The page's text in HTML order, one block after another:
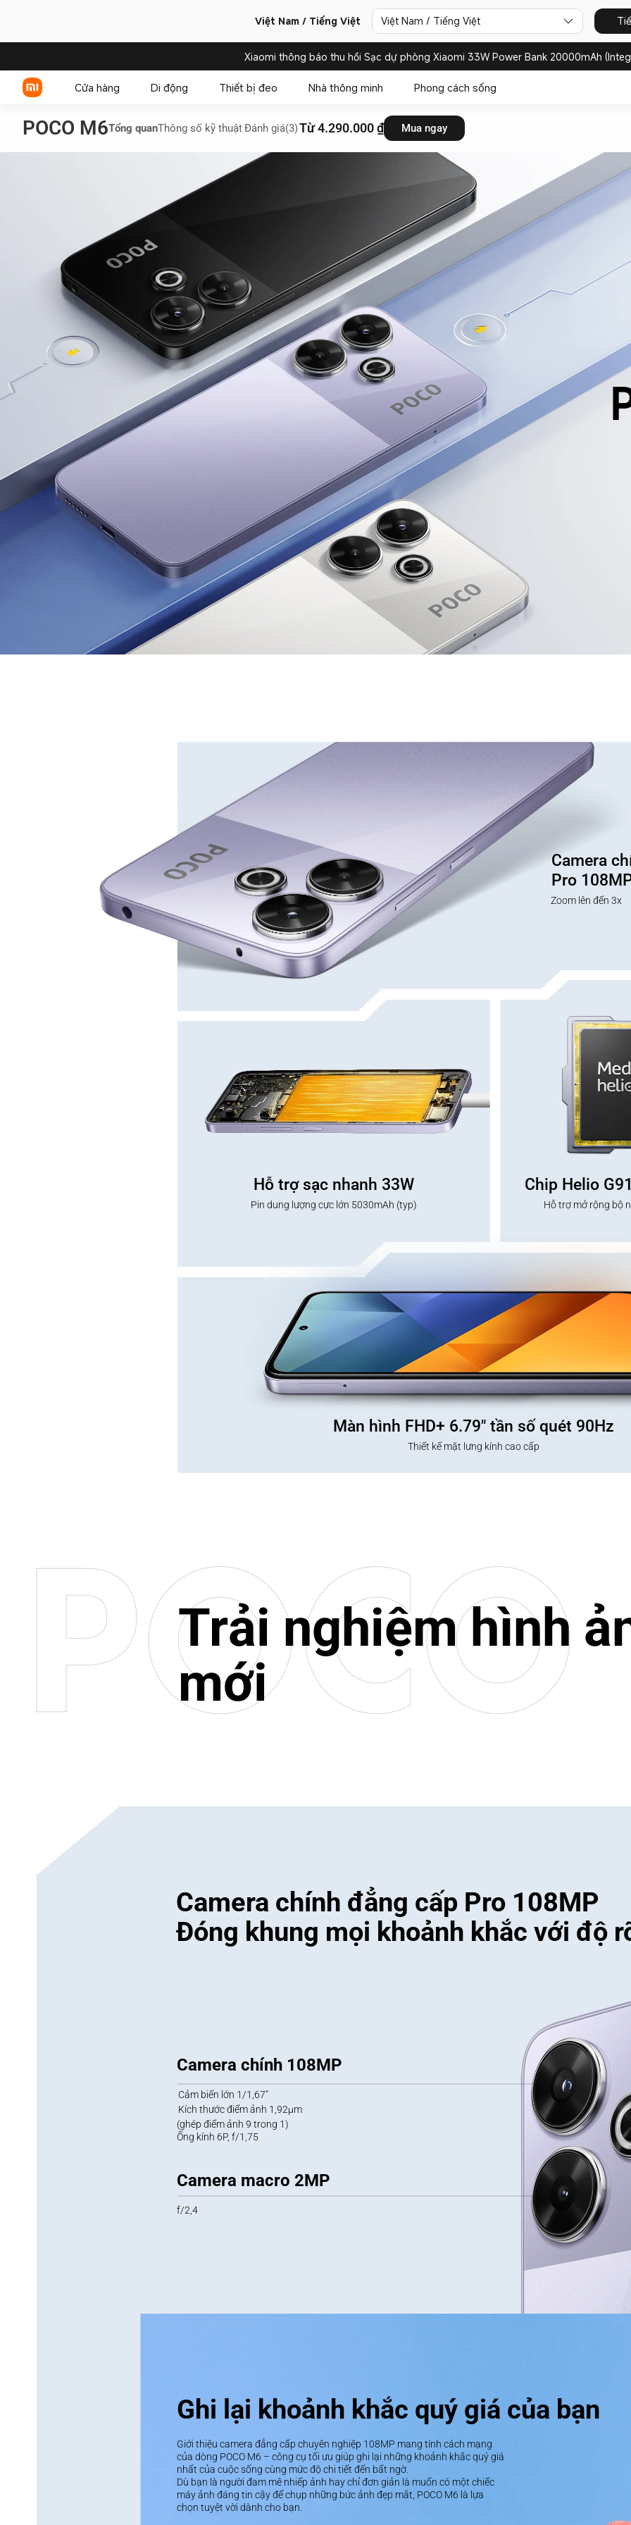
Việt Nam / Tiếng Việt Việt Nam / Tiếng Việt
Xiaomi thông báo thu hồi Sạc dự phòng Xiaomi 33W Power Bank 20000mAh
Cửa hàng Di động Thiết bị đeo Nhà thông minh Phong cách sống
POCO M6Tổng quanThông số kỹ thuậtĐánh giá(3)Từ 4.290.000 ₫ Mua ngay
Camera
Pro
Zoom lên đến 3x
Chip Helio
Hỗ trợ mở rộng bộ
Hỗ trợ sạc nhanh 33W
Pin dung lượng cực lớn 5030mAh (typ)
Màn hình FHD+ 6.79" tần số quét 90Hz
Thiết kế mặt lưng kính cao cấp
Trải nghiệm hình
mới
Camera chính đẳng cấp Pro 108MP
Đóng khung mọi khoảnh khắc với độ
Camera chính 108MP
Cảm biến lớn 1/1,67"
Kích thước điểm ảnh 1,92μm
(ghép điểm ảnh 9 trong 1)
Ống kính 6P, f/1,75
Camera macro 2MP
f/2,4
Ghi lại khoảnh khắc quý giá của bạn
Giới thiệu camera đẳng cấp chuyên nghiệp 108MP mang tính cách mạng
của dòng POCO M6 – công cụ tối ưu giúp ghi lại những khoảnh khắc quý giá
nhất của cuộc sống cùng mức độ chi tiết đến bất ngờ.
Dù bạn là người đam mê nhiếp ảnh hay chỉ đơn giản là muốn có một chiếc
máy ảnh đáng tin cậy để chụp những bức ảnh đẹp mắt, POCO M6 là lựa
chọn tuyệt vời dành cho bạn.